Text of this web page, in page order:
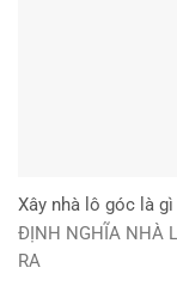
Xây nhà lô góc là
ĐỊNH NGHĨA NHÀ
RA